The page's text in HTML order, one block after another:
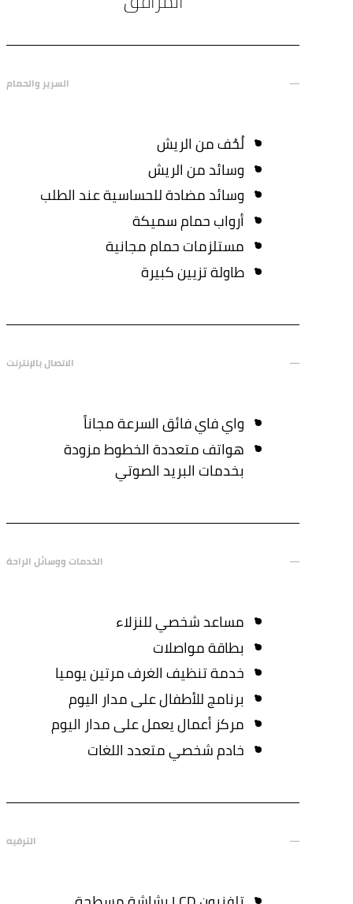
السرير والحمام
لُحُف من الريش
وسائد من الريش
وسائد مضادة للحساسية عند الطلب
أرواب حمام سميكة
مستلزمات حمام مجانية
طاولة تزيين كبيرة
الاتصال بالإنترنت
واي فاي فائق السرعة مجاناً
هواتف متعددة الخطوط مزودة
بخدمات البريد الصوتي
الخدمات ووسائل الراحة
مساعد شخصي للنزلاء
بطاقة مواصلات
خدمة تنظيف الغرف مرتين يوميا
برنامج للأطفال على مدار اليوم
مركز أعمال يعمل على مدار اليوم
خادم شخصي متعدد اللغات
الترفيه